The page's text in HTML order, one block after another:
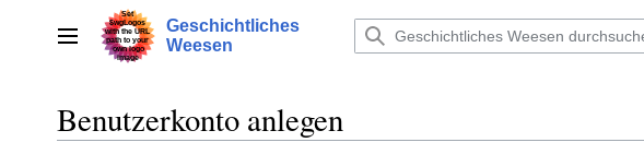
springenHauptmenü
Geschichtliches
Weesen
Benutzerkonto anlegen